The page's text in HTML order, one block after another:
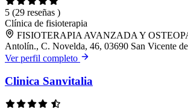
5 (29 reseñas )
Clínica de fisioterapia
FISIOTERAPIA AVANZADA Y
Antolín., C. Novelda, 46, 03690 San Vicente
Ver perfil completo
Clinica Sanvitalia